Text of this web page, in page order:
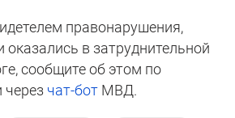
правонарушения,
оказались в затруднительной
сообщите об этом по
через чат-бот МВД.